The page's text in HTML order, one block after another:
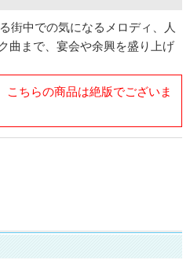
街中での気になるメロディ、人
曲まで、宴会や余興を盛り上げ
ちらの商品は絶版でございま